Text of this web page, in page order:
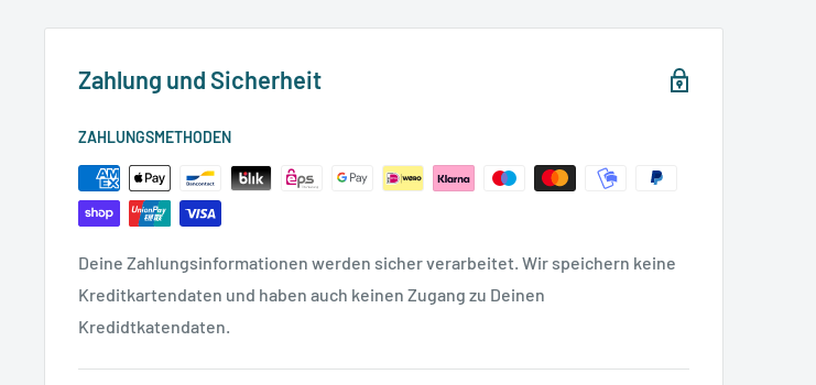
Zahlung und Sicherheit
ZAHLUNGSMETHODEN
Deine Zahlungsinformationen werden sicher verarbeitet. Wir speichern keine
Kreditkartendaten und haben auch keinen Zugang zu Deinen
Kredidtkatendaten.